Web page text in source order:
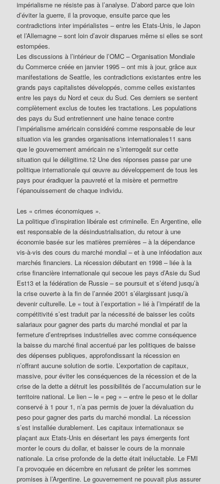
impérialisme ne résiste pas à l’analyse. D’abord parce que loin
d’éviter la guerre, il la provoque, ensuite parce que les
contradictions inter impérialistes – entre les Etats-Unis, le Japon
et l’Allemagne – sont loin d’avoir disparues même si elles se sont
estompées.
Les discussions à l’intérieur de l’OMC – Organisation Mondiale
du Commerce créée en janvier 1995 – ont mis à jour, grâce aux
manifestations de Seattle, les contradictions existantes entre les
grands pays capitalistes développés, comme celles existantes
entre les pays du Nord et ceux du Sud. Ces derniers se sentent
complètement exclus de toutes les tractations. Les populations
des pays du Sud entretiennent une haine tenace contre
l’impérialisme américain considéré comme responsable de leur
situation via les grandes organisations internationales11 sans
que le gouvernement américain ne s’interrogeât sur cette
situation qui le déligitime.12 Une des réponses passe par une
politique internationale qui œuvre au développement de tous les
pays pour éradiquer la pauvreté et la misère et permettre
l’épanouissement de chaque individu.
Les « crimes économiques ».
La politique d’inspiration libérale est criminelle. En Argentine, elle
est responsable de la désindustrialisation, du retour à une
économie basée sur les matières premières – à la dépendance
vis-à-vis des cours du marché mondial – et à une inféodation aux
marchés financiers. La récession débutant en 1998 – liée à la
crise financière internationale qui secoue les pays d’Asie du Sud
Est13 et la fédération de Russie – se poursuit et s’étend jusqu’à
la crise ouverte à la fin de l’année 2001 s’élargissant jusqu’à
devenir culturelle. Le « tout à l’exportation » lié à l’impératif de la
compétitivité s’est traduit par la nécessité de baisser les coûts
salariaux pour gagner des parts du marché mondial et par la
fermeture d’entreprises industrielles avec comme conséquence
la baisse du marché final accentué par les politiques de baisse
des dépenses publiques, approfondissant la récession en
n’offrant aucune solution de sortie. L’exportation de capitaux,
massive, pour éviter les conséquences de la récession et de la
crise de la dette a détruit les possibilités de l’accumulation sur le
territoire national. Le lien – le « peg » – entre le peso et le dollar
conservé à 1 pour 1, n’a pas permis de jouer la dévaluation du
peso pour gagner des parts du marché mondial. La récession
s’est installée durablement. Les capitaux internationaux se
plaçant aux Etats-Unis en désertant les pays émergents font
monter le cours du dollar, et baisser le cours de la monnaie
nationale. La crise profonde de la dette était inéluctable. Le FMI
l’a provoquée en décembre en refusant de prêter les sommes
promises à l’Argentine. Le gouvernement ne pouvait plus assurer